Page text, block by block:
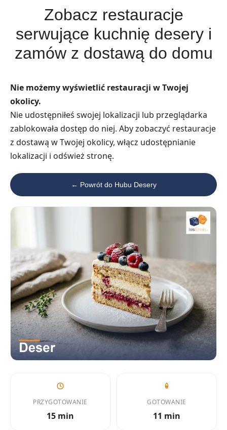
Zobacz restauracje
serwujące kuchnię desery i
zamów z dostawą do domu
Nie możemy wyświetlić restauracji w Twojej
okolicy.
Nie udostępniłeś swojej lokalizacji lub przeglądarka
zablokowała dostęp do niej. Aby zobaczyć restauracje
z dostawą w Twojej okolicy, włącz udostępnianie
lokalizacji i odśwież stronę.
← Powrót do Hubu Desery
PRZYGOTOWANIE
15 min
GOTOWANIE
11 min